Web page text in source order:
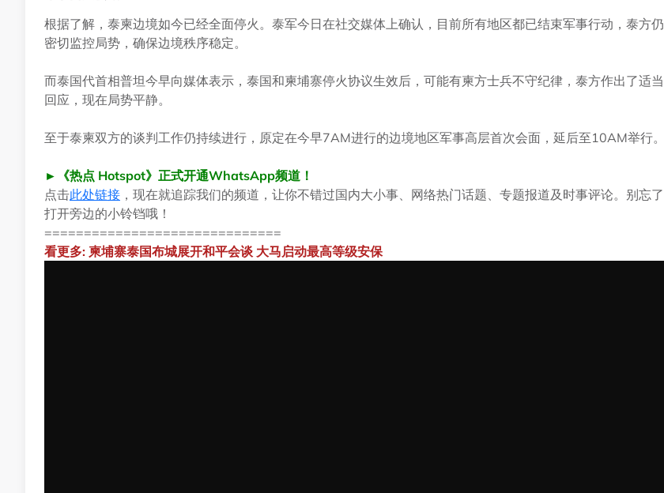
根据了解，泰柬边境如今已经全面停火。泰军今日在社交媒体上确认，目前所有地区都已结束军事行动，泰方仍
密切监控局势，确保边境秩序稳定。
而泰国代首相普坦今早向媒体表示，泰国和柬埔寨停火协议生效后，可能有柬方士兵不守纪律，泰方作出了适当
回应，现在局势平静。
至于泰柬双方的谈判工作仍持续进行，原定在今早7AM进行的边境地区军事高层首次会面，延后至10AM举行。
►《热点 Hotspot》正式开通WhatsApp频道！
点击此处链接 ，现在就追踪我们的频道，让你不错过国内大小事、网络热门话题、专题报道及时事评论。别忘了
打开旁边的小铃铛哦！
==============================
看更多: 柬埔寨泰国布城展开和平会谈 大马启动最高等级安保